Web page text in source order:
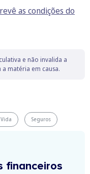
as condições do
e não invalida a
matéria em causa.
Seguros
financeiros